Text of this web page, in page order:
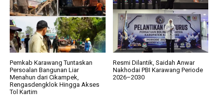
Pemkab Karawang Tuntaskan
Persoalan Bangunan Liar
Menahun dari Cikampek,
Rengasdengklok Hingga Akses
Tol Kartim
Resmi Dilantik, Saidah Anwar
Nakhodai PBI Karawang Periode
2026–2030